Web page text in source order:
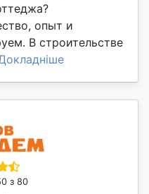
опыт и
В строительстве
з 80